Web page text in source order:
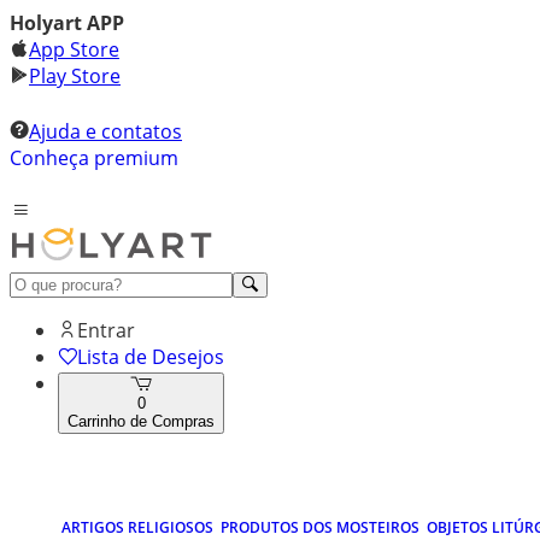
Holyart APP
App Store
Play Store
Ajuda e contatos
Conheça premium
Entrar
Lista de Desejos
0
Carrinho de Compras
ARTIGOS RELIGIOSOS PRODUTOS DOS MOSTEIROS OBJETOS